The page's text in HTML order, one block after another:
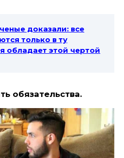
доказали: все
только в ту
обладает этой чертой
обязательства.